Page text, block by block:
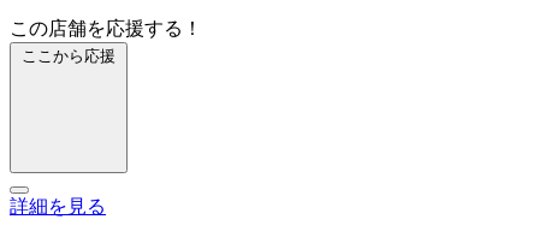
この店舗を応援する！
ここから応援
詳細を見る